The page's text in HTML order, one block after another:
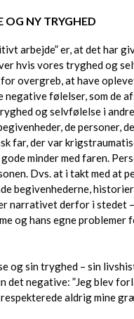
OG NY TRYGHED
arbejde” er, at det har
hvis vores tryghed og
overgreb, at have
følelser, som de
og selvfølelse i
de personer,
far, der var
minder med faren.
Dvs. at i takt med at
begivenhederne,
derfor i stedet
og hans egne
og sin tryghed – sin
negative: ”Jeg blev
aldrig mine